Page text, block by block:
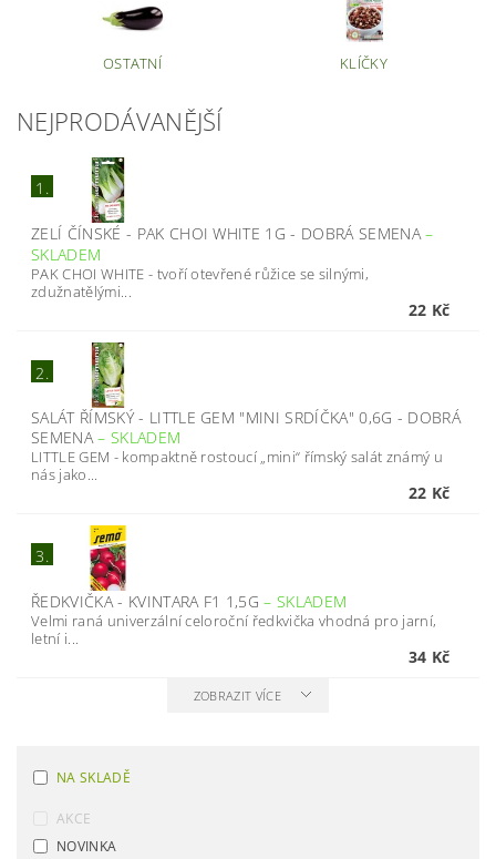
OSTATNÍ KLÍČKY
NEJPRODÁVANĚJŠÍ
1.
ZELÍ ČÍNSKÉ - PAK CHOI WHITE 1G - DOBRÁ SEMENA–
SKLADEM
PAK CHOI WHITE - tvoří otevřené růžice se silnými,
zdužnatělými...
22 Kč
2.
SALÁT ŘÍMSKÝ - LITTLE GEM "MINI SRDÍČKA" 0,6G - DOBRÁ
SEMENA– SKLADEM
LITTLE GEM - kompaktně rostoucí „mini“ římský salát známý u
nás jako...
22 Kč
3.
ŘEDKVIČKA - KVINTARA F1 1,5G– SKLADEM
Velmi raná univerzální celoroční ředkvička vhodná pro jarní,
letní i...
34 Kč
ZOBRAZIT VÍCE
NA SKLADĚ
AKCE
NOVINKA